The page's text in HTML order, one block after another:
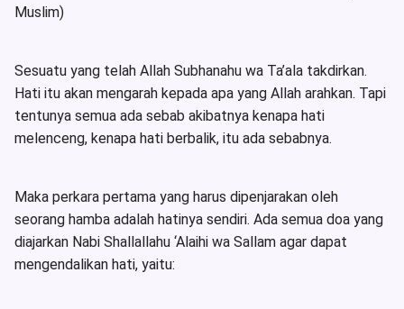
Muslim)
Sesuatu yang telah Allah Subhanahu wa Ta’ala takdirkan.
Hati itu akan mengarah kepada apa yang Allah arahkan. Tapi
tentunya semua ada sebab akibatnya kenapa hati
melenceng, kenapa hati berbalik, itu ada sebabnya.
Maka perkara pertama yang harus dipenjarakan oleh
seorang hamba adalah hatinya sendiri. Ada semua doa yang
diajarkan Nabi Shallallahu ‘Alaihi wa Sallam agar dapat
mengendalikan hati, yaitu: